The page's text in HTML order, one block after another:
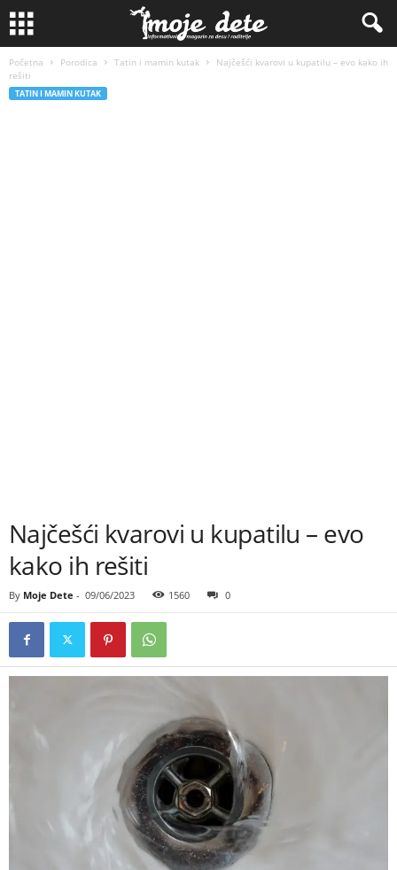
Početna Porodica Tatin i mamin kutak
Najčešći kvarovi u kupatilu – evo kako ih
rešiti
TATIN I MAMIN KUTAK
Najčešći kvarovi u kupatilu – evo
kako ih rešiti
By Moje Dete - 09/06/2023 1560 0